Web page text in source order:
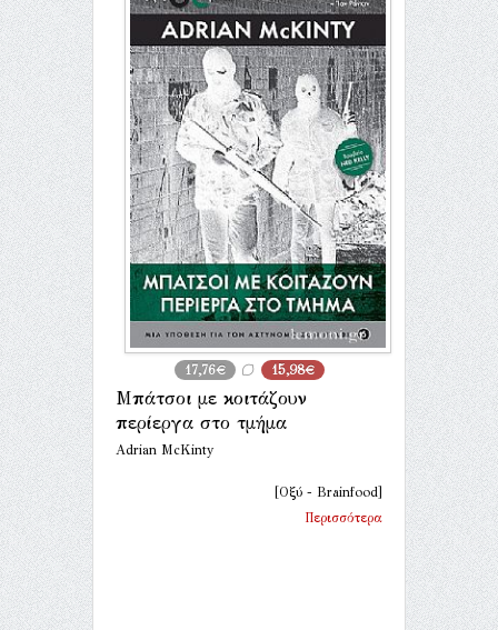
17,76€ 15,98€
Μπάτσοι με κοιτάζουν
περίεργα στο τμήμα
Adrian McKinty
[Οξύ - Brainfood]
Περισσότερα